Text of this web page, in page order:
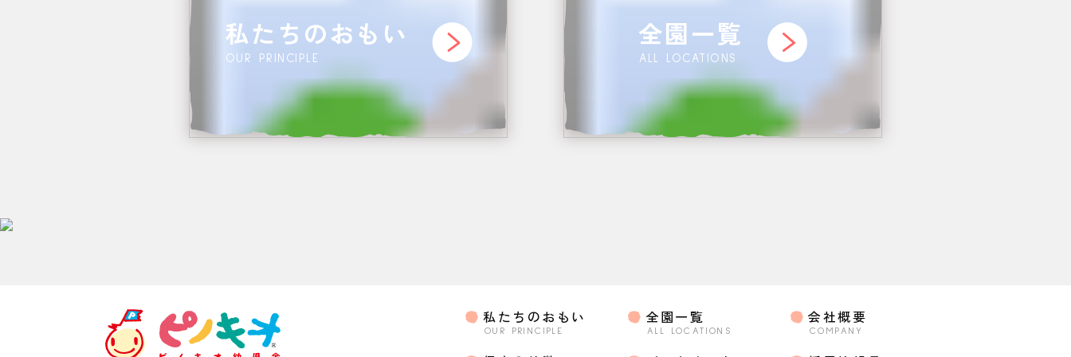
私たちのおもい
OUR PRINCIPLE
全園一覧
ALL LOCATIONS
私たちのおもい
OUR PRINCIPLE
全園一覧
ALL LOCATIONS
会社概要
COMPANY